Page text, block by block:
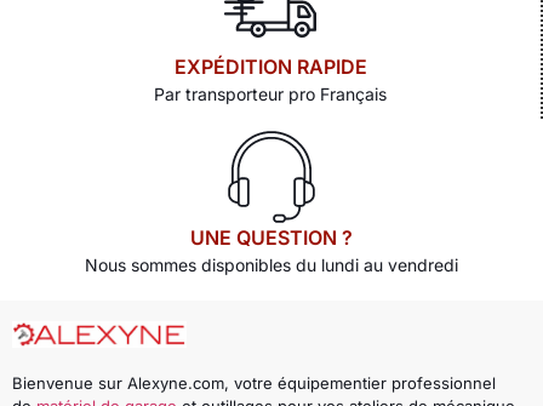
EXPÉDITION RAPIDE
Par transporteur pro Français
UNE QUESTION ?
Nous sommes disponibles du lundi au vendredi
Bienvenue sur Alexyne.com, votre équipementier professionnel